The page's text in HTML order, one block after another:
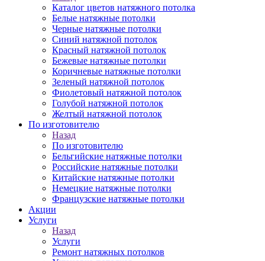
Каталог цветов натяжного потолка
Белые натяжные потолки
Черные натяжные потолки
Синий натяжной потолок
Красный натяжной потолок
Бежевые натяжные потолки
Коричневые натяжные потолки
Зеленый натяжной потолок
Фиолетовый натяжной потолок
Голубой натяжной потолок
Желтый натяжной потолок
По изготовителю
Назад
По изготовителю
Бельгийские натяжные потолки
Российские натяжные потолки
Китайские натяжные потолки
Немецкие натяжные потолки
Французские натяжные потолки
Акции
Услуги
Назад
Услуги
Ремонт натяжных потолков